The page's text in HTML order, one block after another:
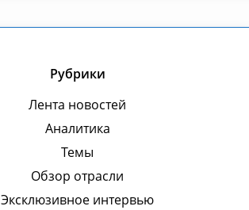
Рубрики
Лента новостей
Аналитика
Темы
Обзор отрасли
Эксклюзивное интервью